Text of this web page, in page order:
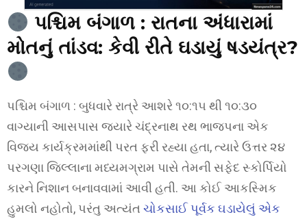
પશ્ચિમ બંગાળ : રાતના અંધારામાં
મોતનું તાંડવ: કેવી રીતે ઘડાયું ષડયંત્ર?
પશ્ચિમ બંગાળ : બુધવારે રાત્રે આશરે ૧૦:૧૫ થી ૧૦:૩૦
વાગ્યાની આસપાસ જ્યારે ચંદ્રનાથ રથ ભાજપના એક
વિજય કાર્યક્રમમાંથી પરત ફરી રહ્યા હતા, ત્યારે ઉત્તર ૨૪
પરગણા જિલ્લાના મધ્યમગ્રામ પાસે તેમની સફેદ સ્કોર્પિયો
કારને નિશાન બનાવવામાં આવી હતી. આ કોઈ આકસ્મિક
હુમલો નહોતો, પરંતુ અત્યંત ચોકસાઈ પૂર્વક ઘડાયેલું એક